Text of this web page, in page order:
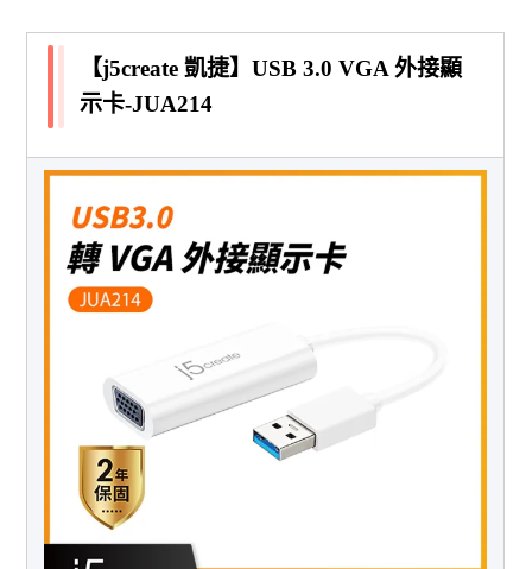
【j5create 凱捷】USB 3.0 VGA 外接顯
示卡-JUA214